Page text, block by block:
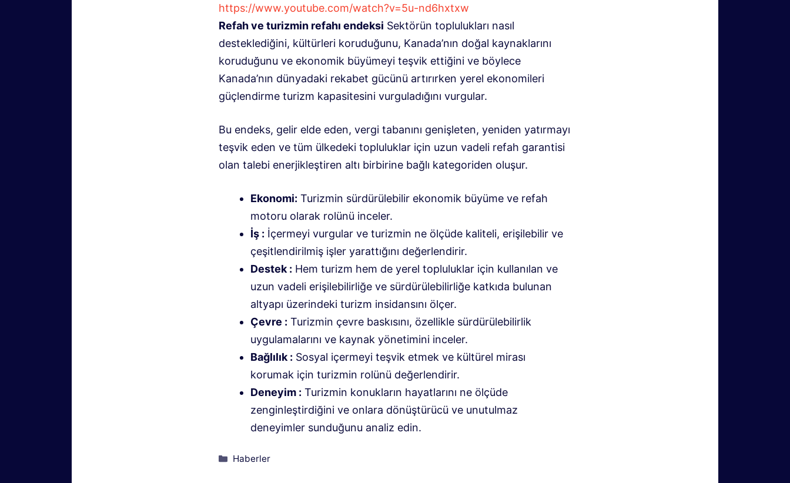
https://www.youtube.com/watch?v=5u-nd6hxtxw
Refah ve turizmin refahı endeksi Sektörün toplulukları nasıl
desteklediğini, kültürleri koruduğunu, Kanada’nın doğal kaynaklarını
koruduğunu ve ekonomik büyümeyi teşvik ettiğini ve böylece
Kanada’nın dünyadaki rekabet gücünü artırırken yerel ekonomileri
güçlendirme turizm kapasitesini vurguladığını vurgular.
Bu endeks, gelir elde eden, vergi tabanını genişleten, yeniden yatırmayı
teşvik eden ve tüm ülkedeki topluluklar için uzun vadeli refah garantisi
olan talebi enerjikleştiren altı birbirine bağlı kategoriden oluşur.
Ekonomi: Turizmin sürdürülebilir ekonomik büyüme ve refah
motoru olarak rolünü inceler.
İş : İçermeyi vurgular ve turizmin ne ölçüde kaliteli, erişilebilir ve
çeşitlendirilmiş işler yarattığını değerlendirir.
Destek : Hem turizm hem de yerel topluluklar için kullanılan ve
uzun vadeli erişilebilirliğe ve sürdürülebilirliğe katkıda bulunan
altyapı üzerindeki turizm insidansını ölçer.
Çevre : Turizmin çevre baskısını, özellikle sürdürülebilirlik
uygulamalarını ve kaynak yönetimini inceler.
Bağlılık : Sosyal içermeyi teşvik etmek ve kültürel mirası
korumak için turizmin rolünü değerlendirir.
Deneyim : Turizmin konukların hayatlarını ne ölçüde
zenginleştirdiğini ve onlara dönüştürücü ve unutulmaz
deneyimler sunduğunu analiz edin.
Kategoriler
Haberler